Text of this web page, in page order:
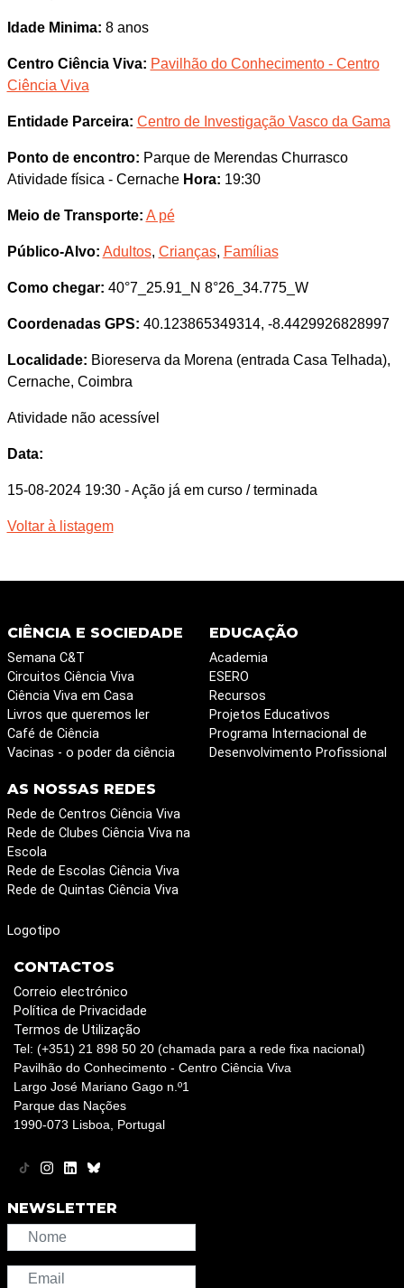
Idade Minima: 8 anos
Centro Ciência Viva: Pavilhão do Conhecimento - Centro
Ciência Viva
Entidade Parceira: Centro de Investigação Vasco da Gama
Ponto de encontro: Parque de Merendas Churrasco
Atividade física - Cernache Hora: 19:30
Meio de Transporte: A pé
Público-Alvo: Adultos, Crianças, Famílias
Como chegar: 40°7_25.91_N 8°26_34.775_W
Coordenadas GPS: 40.123865349314, -8.4429926828997
Localidade: Bioreserva da Morena (entrada Casa Telhada),
Cernache, Coimbra
Atividade não acessível
Data:
15-08-2024 19:30 - Ação já em curso / terminada
Voltar à listagem
CIÊNCIA E SOCIEDADE
Semana C&T
Circuitos Ciência Viva
Ciência Viva em Casa
Livros que queremos ler
Café de Ciência
Vacinas - o poder da ciência
EDUCAÇÃO
Academia
ESERO
Recursos
Projetos Educativos
Programa Internacional de
Desenvolvimento Profissional
AS NOSSAS REDES
Rede de Centros Ciência Viva
Rede de Clubes Ciência Viva na
Escola
Rede de Escolas Ciência Viva
Rede de Quintas Ciência Viva
Logotipo
CONTACTOS
Correio electrónico
Política de Privacidade
Termos de Utilização
Tel: (+351) 21 898 50 20 (chamada para a rede fixa nacional)
Pavilhão do Conhecimento - Centro Ciência Viva
Largo José Mariano Gago n.º1
Parque das Nações
1990-073 Lisboa, Portugal
NEWSLETTER